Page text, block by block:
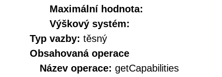
Maximální hodnota:
Výškový systém:
Typ vazby: těsný
Obsahovaná operace
Název operace: getCapabilities